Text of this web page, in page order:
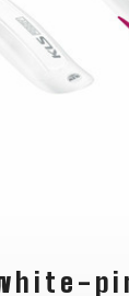
white-